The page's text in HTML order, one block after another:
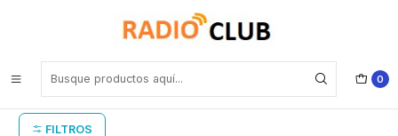
0
Seguridad
FILTROS